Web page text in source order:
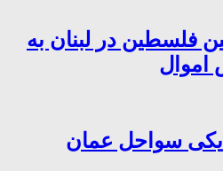
فلسطین در لبنان به
اموال
سواحل عمان